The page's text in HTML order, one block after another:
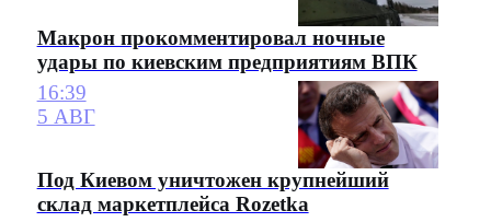
Макрон прокомментировал ночные
удары по киевским предприятиям ВПК
16:39
5 АВГ
Под Киевом уничтожен крупнейший
склад маркетплейса Rozetka